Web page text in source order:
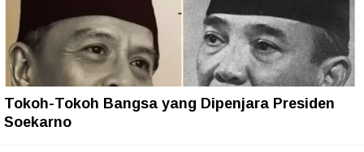
Tokoh-Tokoh Bangsa yang Dipenjara Presiden
Soekarno